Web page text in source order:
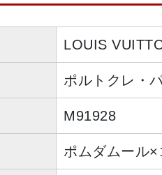
LOUIS
ポルトクレ・
M91928
ポムダムール×